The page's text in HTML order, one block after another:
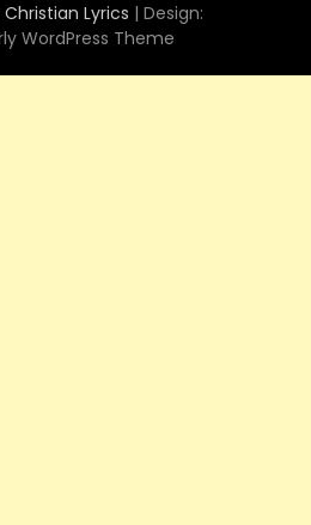
Lyrics | Design:
WordPress Theme